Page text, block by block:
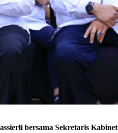
bersama Sekretaris Kabinet